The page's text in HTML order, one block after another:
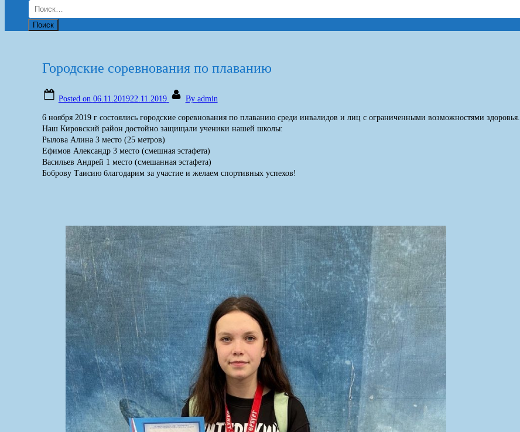
Городские соревнования по плаванию
Posted on 06.11.201922.11.2019 By admin
6 ноября 2019 г состоялись городские соревнования по плаванию среди инвалидов и лиц с ограниченными возможностями здоровья.
Наш Кировский район достойно защищали ученики нашей школы:
Рылова Алина 3 место (25 метров)
Ефимов Александр 3 место (смешная эстафета)
Васильев Андрей 1 место (смешанная эстафета)
Боброву Таисию благодарим за участие и желаем спортивных успехов!